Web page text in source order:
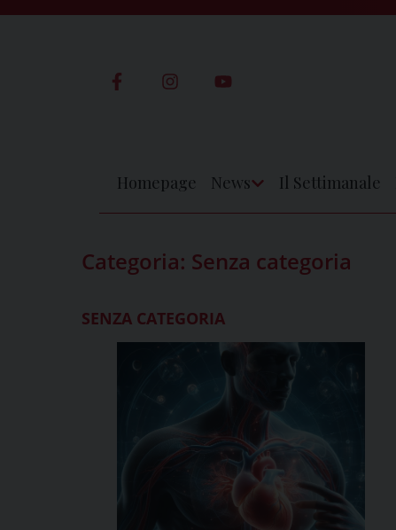
Homepage News Il Settimanale
Categoria: Senza categoria
SENZA CATEGORIA